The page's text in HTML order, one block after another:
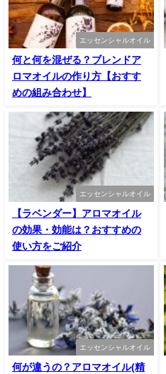
エッセンシャルオイル
何と何を混ぜる？ブレンドア
ロマオイルの作り方【おすす
めの組み合わせ】
エッセンシャルオイル
【ラベンダー】アロマオイル
の効果・効能は？おすすめの
使い方をご紹介
エッセンシャルオイル
何が違うの？アロマオイル(精